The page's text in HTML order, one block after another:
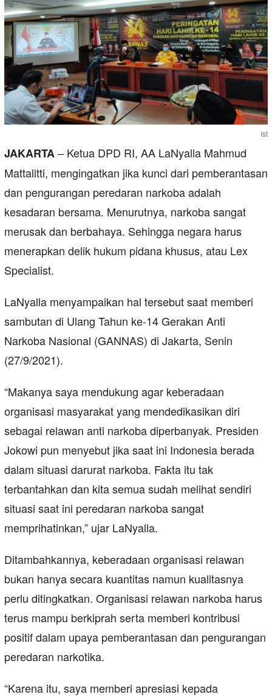
Ist
JAKARTA– Ketua DPD RI, AA LaNyalla Mahmud
Mattalitti, mengingatkan jika kunci dari pemberantasan
dan pengurangan peredaran narkoba adalah
kesadaran bersama. Menurutnya, narkoba sangat
merusak dan berbahaya. Sehingga negara harus
menerapkan delik hukum pidana khusus, atau Lex
Specialist.
LaNyalla menyampaikan hal tersebut saat memberi
sambutan di Ulang Tahun ke-14 Gerakan Anti
Narkoba Nasional (GANNAS) di Jakarta, Senin
(27/9/2021).
“Makanya saya mendukung agar keberadaan
organisasi masyarakat yang mendedikasikan diri
sebagai relawan anti narkoba diperbanyak. Presiden
Jokowi pun menyebut jika saat ini Indonesia berada
dalam situasi darurat narkoba. Fakta itu tak
terbantahkan dan kita semua sudah melihat sendiri
situasi saat ini peredaran narkoba sangat
memprihatinkan,” ujar LaNyalla.
Ditambahkannya, keberadaan organisasi relawan
bukan hanya secara kuantitas namun kualitasnya
perlu ditingkatkan. Organisasi relawan narkoba harus
terus mampu berkiprah serta memberi kontribusi
positif dalam upaya pemberantasan dan pengurangan
peredaran narkotika.
“Karena itu, saya memberi apresiasi kepada